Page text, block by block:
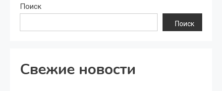
Поиск
Поиск
Свежие новости